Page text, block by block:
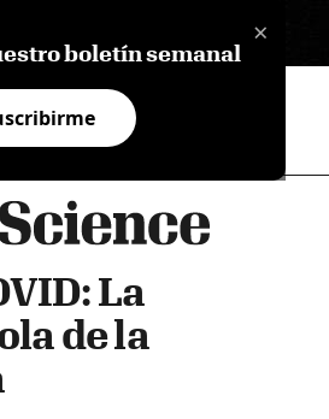
×
boletín semanal
La
de la